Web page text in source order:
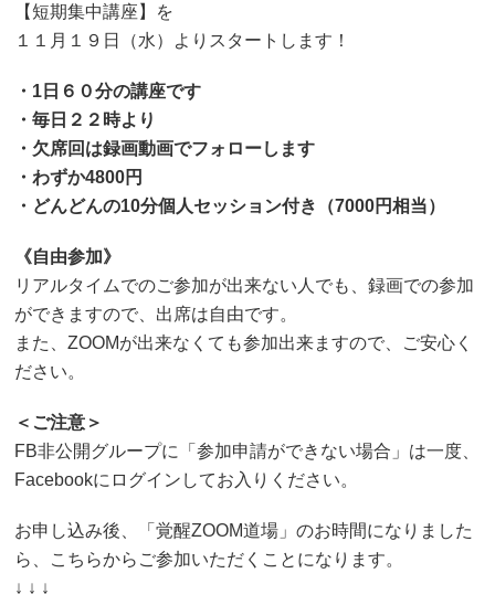
【短期集中講座】を
１１月１９日（水）よりスタートします！
・1日６０分の講座です
・毎日２２時より
・欠席回は録画動画でフォローします
・わずか4800円
・どんどんの10分個人セッション付き（7000円相当）
《自由参加》
リアルタイムでのご参加が出来ない人でも、録画での参加
ができますので、出席は自由です。
また、ZOOMが出来なくても参加出来ますので、ご安心く
ださい。
＜ご注意＞
FB非公開グループに「参加申請ができない場合」は一度、
Facebookにログインしてお入りください。
お申し込み後、「覚醒ZOOM道場」のお時間になりました
ら、こちらからご参加いただくことになります。
↓ ↓ ↓